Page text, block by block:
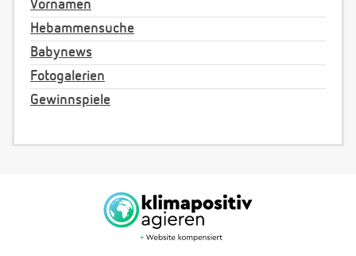
Vornamen
Hebammensuche
Babynews
Fotogalerien
Gewinnspiele